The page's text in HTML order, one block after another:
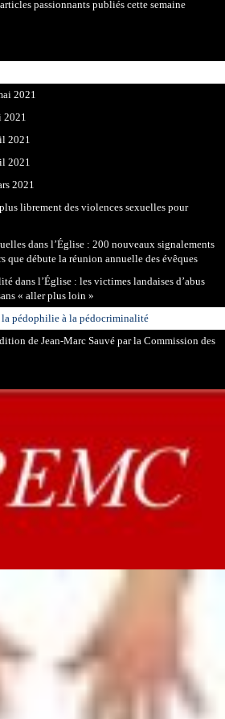
passionnants publiés cette semaine
2021
2021
2021
2021
2021
librement des violences sexuelles pour
dans l’Église : 200 nouveaux signalements
que débute la réunion annuelle des évêques
dans l’Église : les victimes landaises d’abus
« aller plus loin »
la pédophilie à la pédocriminalité
de Jean-Marc Sauvé par la Commission des